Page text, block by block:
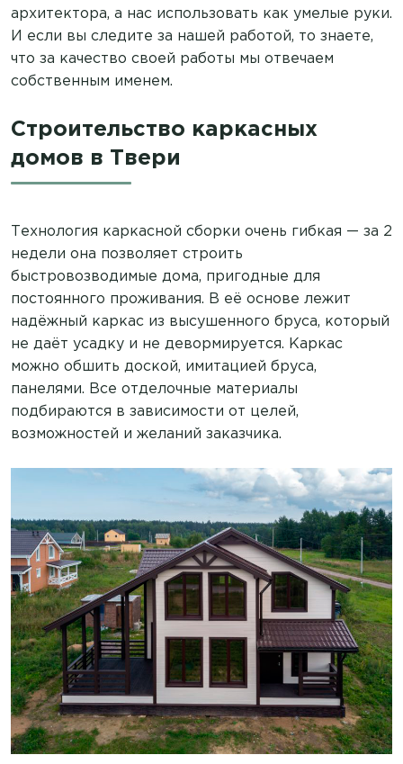
архитектора, а нас использовать как умелые руки.
И если вы следите за нашей работой, то знаете,
что за качество своей работы мы отвечаем
собственным именем.
Строительство каркасных
домов в Твери
Технология каркасной сборки очень гибкая — за 2
недели она позволяет строить
быстровозводимые дома, пригодные для
постоянного проживания. В её основе лежит
надёжный каркас из высушенного бруса, который
не даёт усадку и не девормируется. Каркас
можно обшить доской, имитацией бруса,
панелями. Все отделочные материалы
подбираются в зависимости от целей,
возможностей и желаний заказчика.